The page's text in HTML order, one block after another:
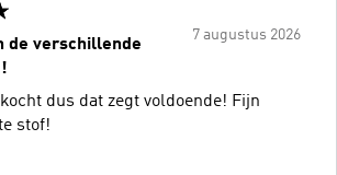
7 augustus 2026
de verschillende
dus dat zegt voldoende! Fijn
stof!